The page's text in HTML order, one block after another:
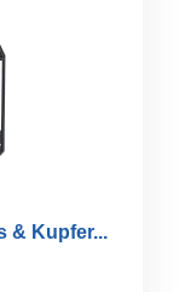
& Kupfer...